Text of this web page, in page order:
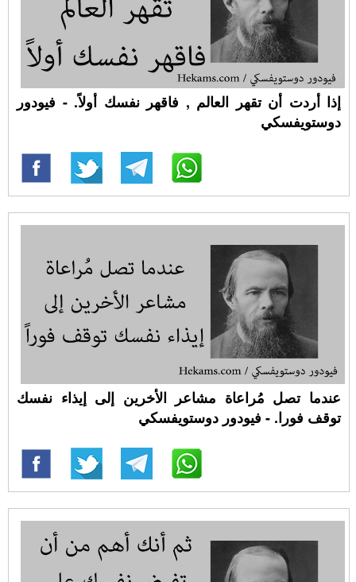
إذا أردت أن تقهر العالم , فاقهر نفسك أولاً. - فيودور
دوستويفسكي
عندما تصل مُراعاة مشاعر الأخرين إلى إيذاء نفسك
توقف فورا. - فيودور دوستويفسكي